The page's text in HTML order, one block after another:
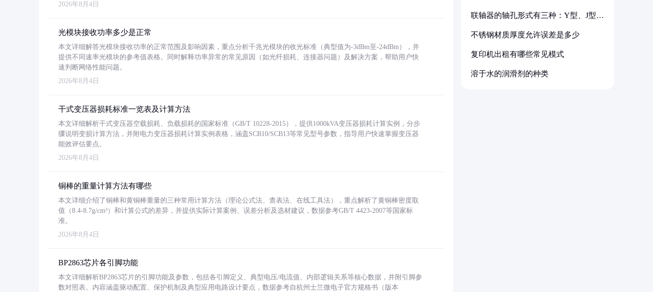
2026年8月4日
光模块接收功率多少是正常
本文详细解答光模块接收功率的正常范围及影响因素，重点分析千兆光模块的收光标准（典型值为-3dBm至-24dBm），并
提供不同速率光模块的参考值表格。同时解释功率异常的常见原因（如光纤损耗、连接器问题）及解决方案，帮助用户快
速判断网络性能问题。
2026年8月4日
干式变压器损耗标准一览表及计算方法
本文详细解析干式变压器空载损耗、负载损耗的国家标准（GB/T 10228-2015），提供1000kVA变压器损耗计算实例，分步
骤说明变损计算方法，并附电力变压器损耗计算实例表格，涵盖SCB10/SCB13等常见型号参数，指导用户快速掌握变压器
能效评估要点。
2026年8月4日
铜棒的重量计算方法有哪些
本文详细介绍了铜棒和黄铜棒重量的三种常用计算方法（理论公式法、查表法、在线工具法），重点解析了黄铜棒密度取
值（8.4-8.7g/cm³）和计算公式的差异，并提供实际计算案例、误差分析及选材建议，数据参考GB/T 4423-2007等国家标
准。
2026年8月4日
BP2863芯片各引脚功能
本文详细解析BP2863芯片的引脚功能及参数，包括各引脚定义、典型电压/电流值、内部逻辑关系等核心数据，并附引脚参
数对照表。内容涵盖驱动配置、保护机制及典型应用电路设计要点，数据参考自杭州士兰微电子官方规格书（版本
联轴器的轴孔形式有三种：Y型、J型、
不锈钢材质厚度允许误差是多少
复印机出租有哪些常见模式
溶于水的润滑剂的种类